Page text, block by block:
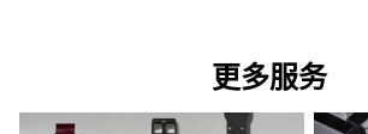
更多服务